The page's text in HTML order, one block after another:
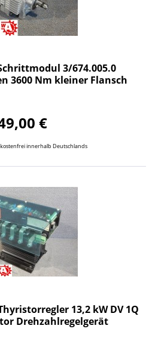
3/674.005.0
3600 Nm kleiner Flansch
€
innerhalb Deutschlands
13,2 kW DV 1Q
Drehzahlregelgerät